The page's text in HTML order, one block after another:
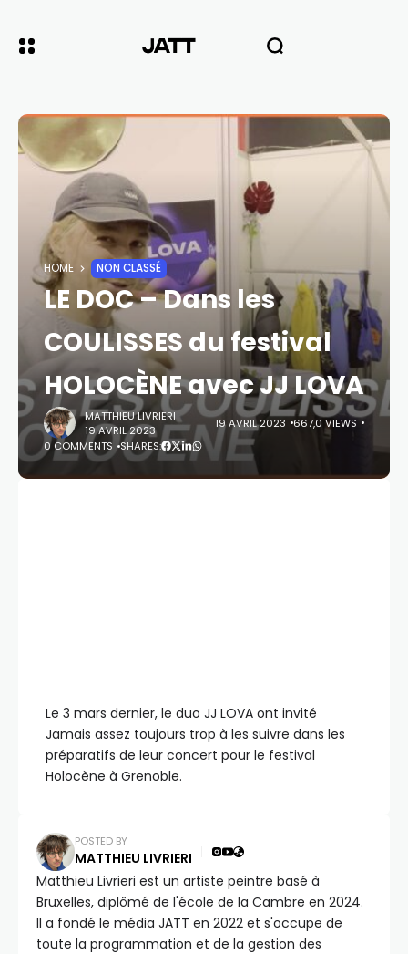
HOME NON CLASSÉ
LE DOC – Dans les
COULISSES du festival
HOLOCÈNE avec JJ LOVA
MATTHIEU LIVRIERI
19 AVRIL 2023
19 AVRIL 2023
667,0 VIEWS
0 COMMENTS
SHARES:
Le 3 mars dernier, le duo JJ LOVA ont invité
Jamais assez toujours trop à les suivre dans les
préparatifs de leur concert pour le festival
Holocène à Grenoble.
POSTED BY
MATTHIEU LIVRIERI
Matthieu Livrieri est un artiste peintre basé à
Bruxelles, diplômé de l'école de la Cambre en 2024.
Il a fondé le média JATT en 2022 et s'occupe de
toute la programmation et de la gestion des